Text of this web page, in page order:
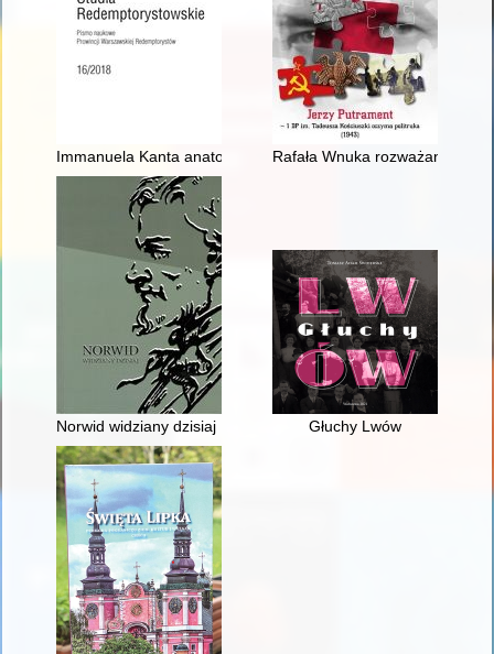
Immanuela Kanta anatomia wojnyRafała Wnuka rozważania nie
Norwid widziany dzisiaj : praca zbiorowaGłuchy Lwów